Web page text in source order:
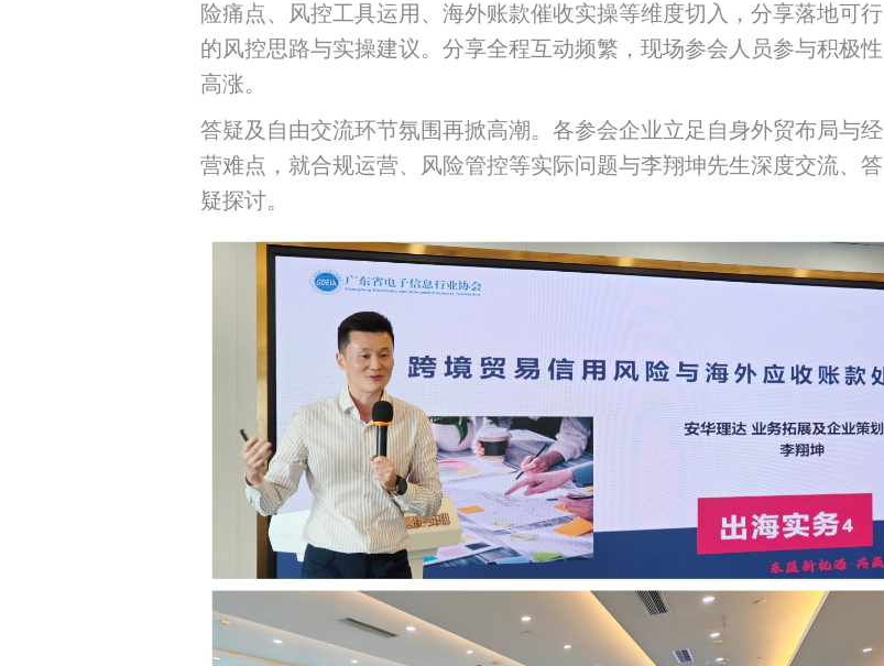
险痛点、风控工具运用、海外账款催收实操等维度切入，分享落地可行
的风控思路与实操建议。分享全程互动频繁，现场参会人员参与积极性
高涨。
答疑及自由交流环节氛围再掀高潮。各参会企业立足自身外贸布局与经
营难点，就合规运营、风险管控等实际问题与李翔坤先生深度交流、答
疑探讨。